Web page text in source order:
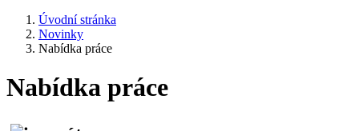
Úvodní stránka
Novinky
Nabídka práce
Nabídka práce